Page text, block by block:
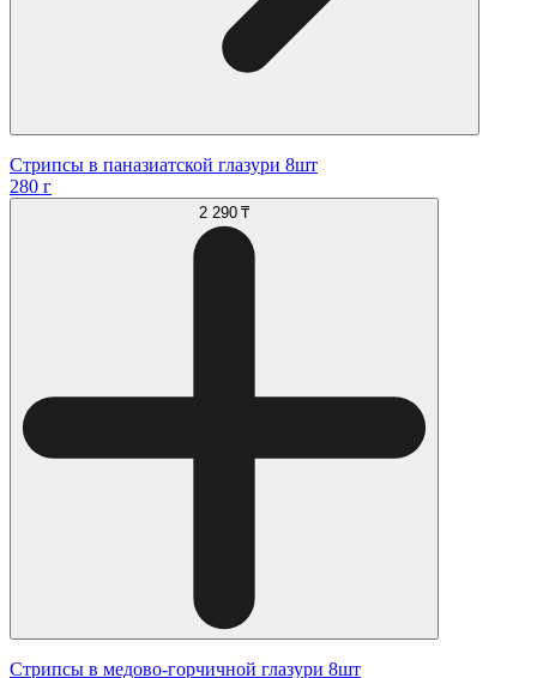
Стрипсы в паназиатской глазури 8шт
280 г
2 290 ₸
Стрипсы в медово-горчичной глазури 8шт